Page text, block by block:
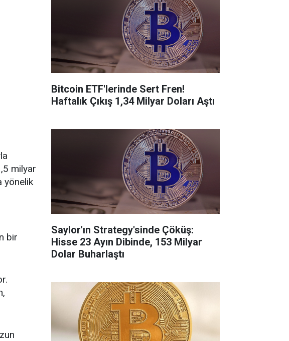
milyar
yönelik
bir
Bitcoin ETF'lerinde Sert Fren!
Haftalık Çıkış 1,34 Milyar Doları Aştı
Saylor'ın Strategy'sinde Çöküş:
Hisse 23 Ayın Dibinde, 153 Milyar
Dolar Buharlaştı